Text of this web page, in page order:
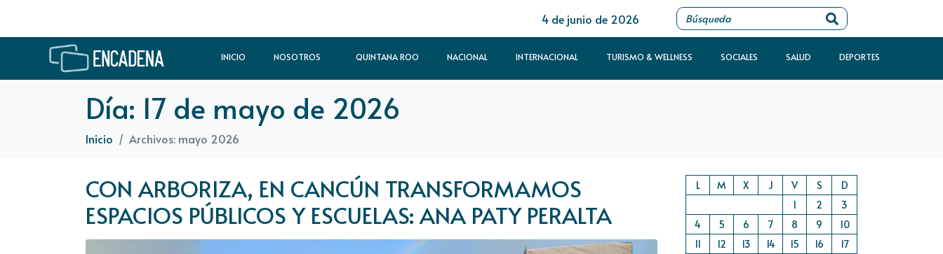
4 de junio de 2026
INICIO NOSOTROS QUINTANA ROO NACIONAL INTERNACIONAL TURISMO & WELLNESS SOCIALES SALUD DEPORTES
Día: 17 de mayo de 2026
Inicio Archivos: mayo 2026
CON ARBORIZA, EN CANCÚN TRANSFORMAMOS
ESPACIOS PÚBLICOS Y ESCUELAS: ANA PATY PERALTA
L M X J V S
D
1
2
3
4
5 6 7 8 9
10
11
12 13 14 15 16
17